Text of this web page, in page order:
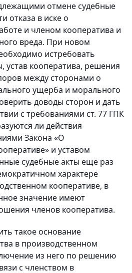
отмене судебные
отказа в иске о
и членом кооператива и
вреда. При новом
истребовать
устав кооператива, решения
между сторонами о
ущерба и морального
доводы сторон и дать
с требованиями ст. 77 ГПК
ли действия
Закона «О
и уставом
судебные акты еще раз
характере
кооперативе, в
значение имеют
членов кооператива.
такое основание
в производственном
из него по решению
с членством в